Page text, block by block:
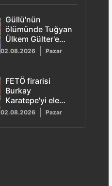
Güllü'nün
ölümünde Tuğyan
Ülkem Gülter'e
ağırlaştırılmış
müebbet hapis
talebi
02.08.2026 Pazar
FETÖ firarisi
Burkay
Karatepe'yi ele
veren görüntü!
02.08.2026 Pazar